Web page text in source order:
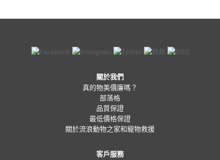
關於我們
真的物美價廉嗎？
部落格
品質保證
最低價格保證
關於流浪動物之家和寵物救援
客戶服務